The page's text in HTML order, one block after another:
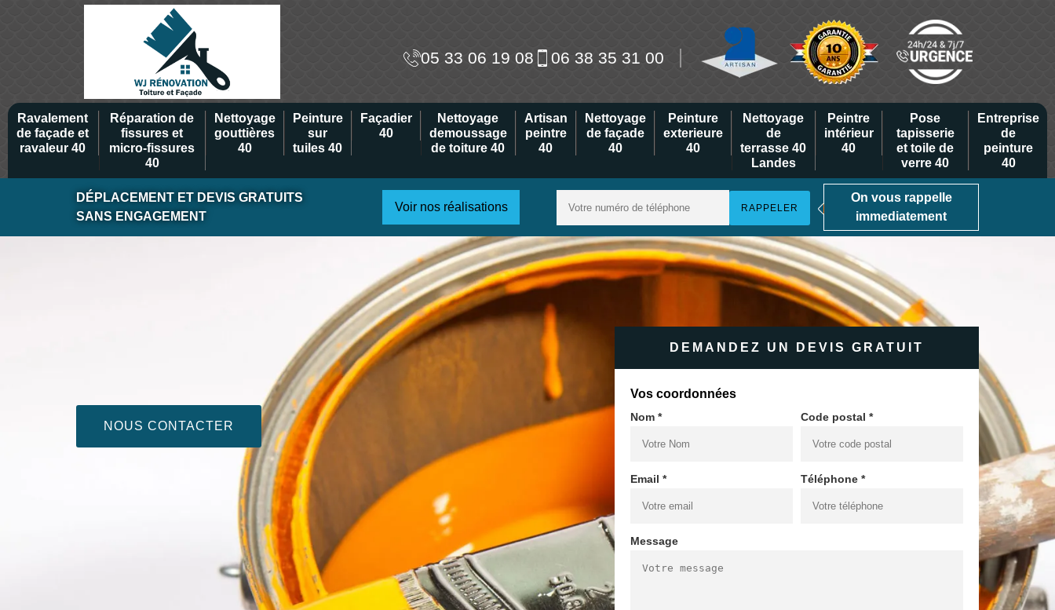
05 33 06 19 08 06 38 35 31 00
Ravalement
de façade et
ravaleur 40
Réparation de
fissures et
micro-fissures
40
Nettoyage
gouttières
40
Peinture
sur
tuiles 40
Façadier
40
Nettoyage
demoussage
de toiture 40
Artisan
peintre
40
Nettoyage
de façade
40
Peinture
exterieure
40
Nettoyage
de
terrasse 40
Landes
Peintre
intérieur
40
Pose
tapisserie
et toile de
verre 40
Entreprise
de
peinture
40
DÉPLACEMENT ET DEVIS GRATUITS
SANS ENGAGEMENT
Voir nos réalisations
On vous rappelle
immediatement
NOUS CONTACTER
DEMANDEZ UN DEVIS GRATUIT
Vos coordonnées
Nom * Code postal *
Email * Téléphone *
Message